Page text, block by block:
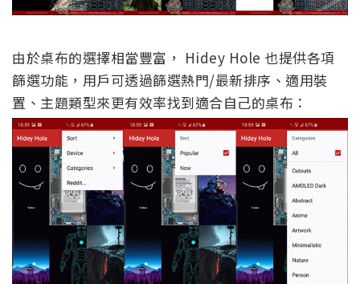
由於桌布的選擇相當豐富， Hidey Hole 也提供各項
篩選功能，用戶可透過篩選熱門/最新排序、適用裝
置、主題類型來更有效率找到適合自己的桌布：